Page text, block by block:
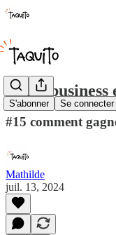
S'abonner Se connecter
🌮 Le
#15 comment
Mathilde
juil. 13, 2024